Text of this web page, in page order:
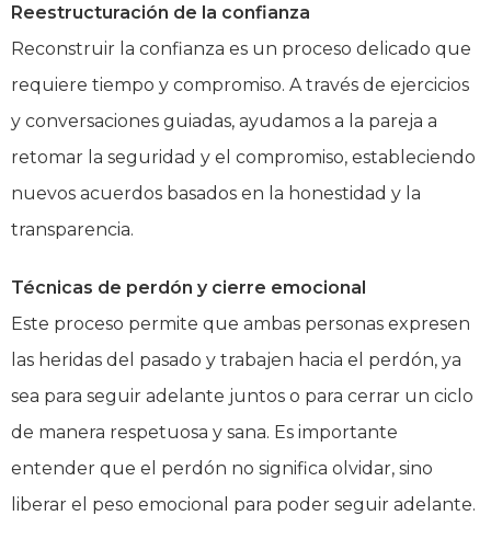
Reestructuración de la confianza
Reconstruir la confianza es un proceso delicado que
requiere tiempo y compromiso. A través de ejercicios
y conversaciones guiadas, ayudamos a la pareja a
retomar la seguridad y el compromiso, estableciendo
nuevos acuerdos basados en la honestidad y la
transparencia.
Técnicas de perdón y cierre emocional
Este proceso permite que ambas personas expresen
las heridas del pasado y trabajen hacia el perdón, ya
sea para seguir adelante juntos o para cerrar un ciclo
de manera respetuosa y sana. Es importante
entender que el perdón no significa olvidar, sino
liberar el peso emocional para poder seguir adelante.